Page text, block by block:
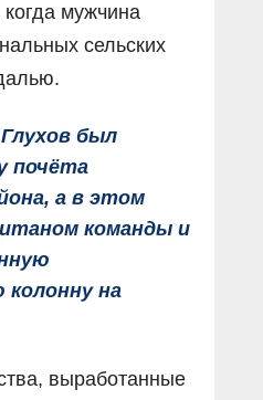
мужчина
сельских
был
почёта
а в этом
команды и
на
выработанные